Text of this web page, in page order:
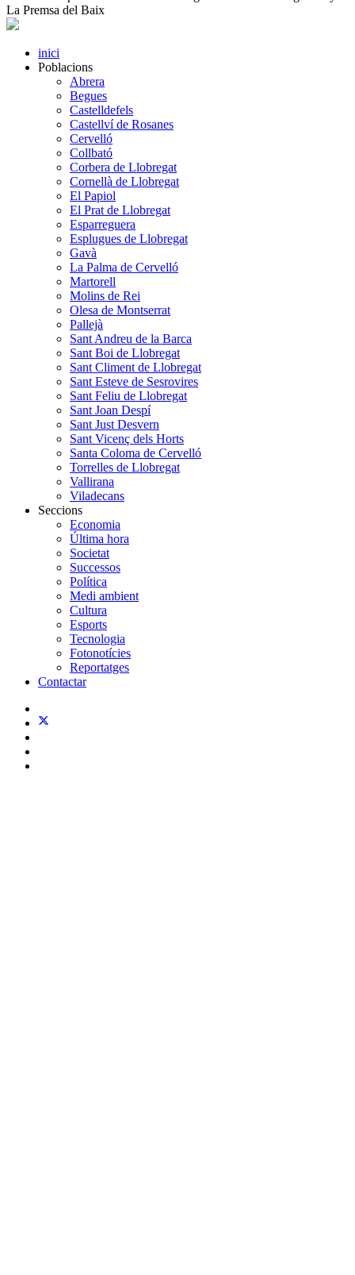
La Premsa del Baix
inici
Poblacions
Abrera
Begues
Castelldefels
Castellví de Rosanes
Cervelló
Collbató
Corbera de Llobregat
Cornellà de Llobregat
El Papiol
El Prat de Llobregat
Esparreguera
Esplugues de Llobregat
Gavà
La Palma de Cervelló
Martorell
Molins de Rei
Olesa de Montserrat
Pallejà
Sant Andreu de la Barca
Sant Boi de Llobregat
Sant Climent de Llobregat
Sant Esteve de Sesrovires
Sant Feliu de Llobregat
Sant Joan Despí
Sant Just Desvern
Sant Vicenç dels Horts
Santa Coloma de Cervelló
Torrelles de Llobregat
Vallirana
Viladecans
Seccions
Economia
Última hora
Societat
Successos
Política
Medi ambient
Cultura
Esports
Tecnologia
Fotonotícies
Reportatges
Contactar